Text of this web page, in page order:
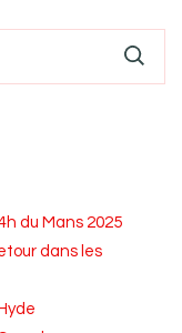
du Mans 2025
dans les